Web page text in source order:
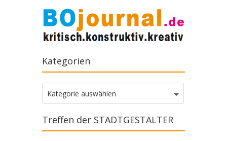
Kategorien
Kategorien
Kategorie auswählen
Treffen der STADTGESTALTER